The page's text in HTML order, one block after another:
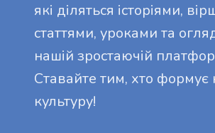
які діляться історіями,
статтями, уроками та
нашій зростаючій
Ставайте тим, хто формує
культуру!